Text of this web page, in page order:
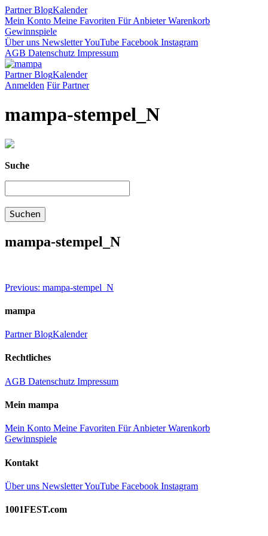
PartnerBlogKalender
Mein Konto Meine Favoriten Für AnbieterWarenkorb
Gewinnspiele
Über uns NewsletterYouTube Facebook Instagram
AGB Datenschutz Impressum
PartnerBlogKalender
Anmelden Für Partner
mampa-stempel_N
Suche
mampa-stempel_N
Beitragsnavigation
Previous: mampa-stempel_N
mampa
PartnerBlogKalender
Rechtliches
AGB Datenschutz Impressum
Mein mampa
Mein Konto Meine Favoriten Für AnbieterWarenkorb
Gewinnspiele
Kontakt
Über uns NewsletterYouTube Facebook Instagram
1001FEST.com